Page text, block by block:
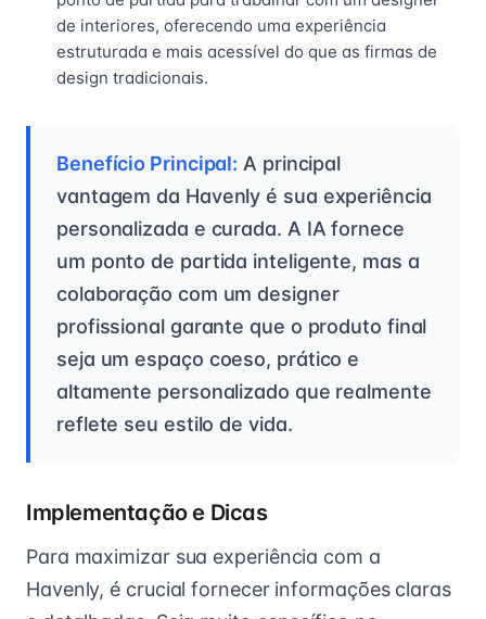
de interiores, oferecendo uma experiência
estruturada e mais acessível do que as firmas de
design tradicionais.
Benefício Principal: A principal
vantagem da Havenly é sua experiência
personalizada e curada. A IA fornece
um ponto de partida inteligente, mas a
colaboração com um designer
profissional garante que o produto final
seja um espaço coeso, prático e
altamente personalizado que realmente
reflete seu estilo de vida.
Implementação e Dicas
Para maximizar sua experiência com a
Havenly, é crucial fornecer informações claras